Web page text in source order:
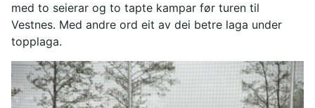
med to seierar og to tapte kampar før turen til
Vestnes. Med andre ord eit av dei betre laga under
topplaga.